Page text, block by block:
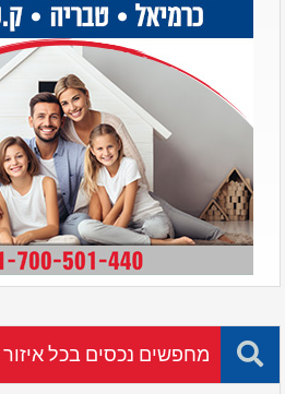
מחפשים נכסים בכל איזור